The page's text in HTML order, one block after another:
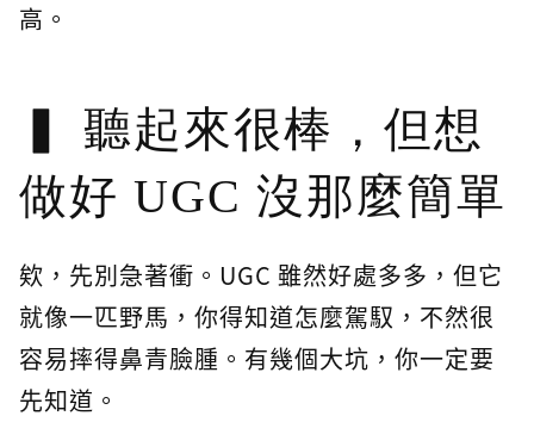
高。
聽起來很棒，但想
做好 UGC 沒那麼簡單
欸，先別急著衝。UGC 雖然好處多多，但它
就像一匹野馬，你得知道怎麼駕馭，不然很
容易摔得鼻青臉腫。有幾個大坑，你一定要
先知道。